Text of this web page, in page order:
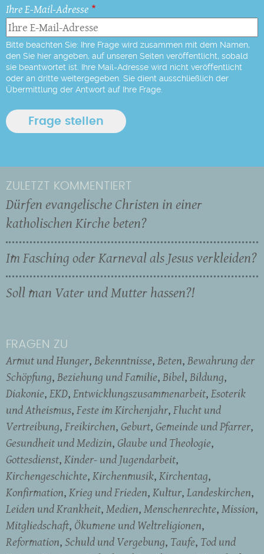
Ihre E-Mail-Adresse
Bitte beachten Sie: Ihre Frage wird zusammen mit dem Namen,
den Sie hier angeben, auf unseren Seiten veröffentlicht, sobald
sie beantwortet ist. Ihre Mail-Adresse wird nicht veröffentlicht
oder an dritte weitergegeben. Sie dient ausschließlich der
Übermittlung der Antwort auf Ihre Frage.
ZULETZT KOMMENTIERT
Dürfen evangelische Christen in einer
katholischen Kirche beten?
Im Fasching oder Karneval als Jesus verkleiden?
Soll man Vater und Mutter hassen?!
FRAGEN ZU
Armut und Hunger Bekenntnisse Beten Bewahrung der
Schöpfung Beziehung und Familie Bibel Bildung
Diakonie EKD Entwicklungszusammenarbeit Esoterik
und Atheismus Feste im Kirchenjahr Flucht und
Vertreibung Freikirchen Geburt Gemeinde und Pfarrer
Gesundheit und Medizin Glaube und Theologie
Gottesdienst Kinder- und Jugendarbeit
Kirchengeschichte Kirchenmusik Kirchentag
Konfirmation Krieg und Frieden Kultur Landeskirchen
Leiden und Krankheit Medien Menschenrechte Mission
Mitgliedschaft Ökumene und Weltreligionen
Reformation Schuld und Vergebung Taufe Tod und